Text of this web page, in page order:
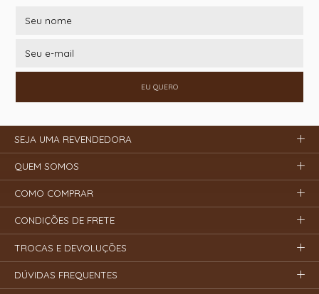
EU QUERO
SEJA UMA REVENDEDORA
QUEM SOMOS
COMO COMPRAR
CONDIÇÕES DE FRETE
TROCAS E DEVOLUÇÕES
DÚVIDAS FREQUENTES